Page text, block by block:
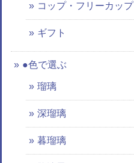
コップ・フリーカップ
ギフト
●色で選ぶ
瑠璃
深瑠璃
暮瑠璃